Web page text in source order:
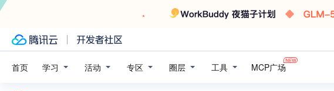
首页 学习 活动 专区 圈层 工具 MCP广场